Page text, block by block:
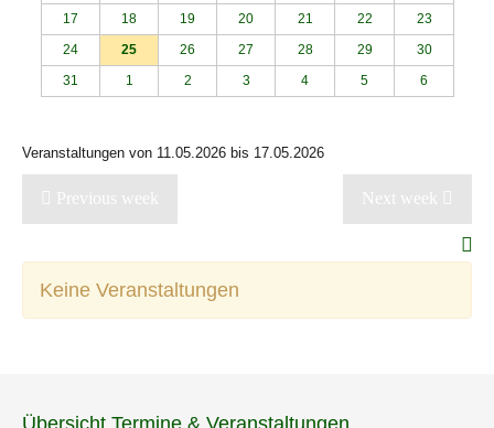
17
18 19 20 21 22
23
24
25 26 27 28 29
30
31
1 2 3 4 5 6
Veranstaltungen von 11.05.2026 bis 17.05.2026
Previous week Next week
Keine Veranstaltungen
Übersicht Termine & Veranstaltungen